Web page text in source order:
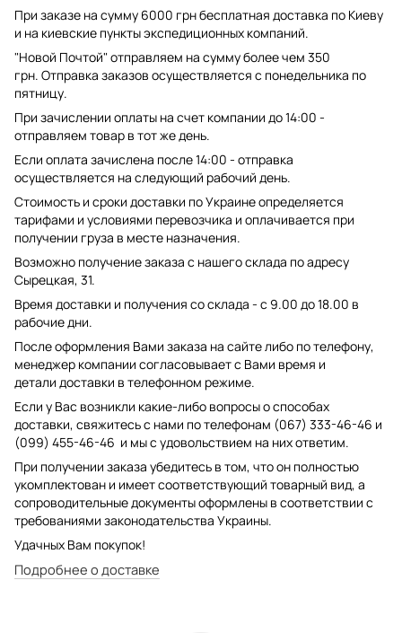
При заказе на сумму 6000 грн бесплатная доставка по Киеву
и на киевские пункты экспедиционных компаний.
"Новой Почтой" отправляем на сумму более чем 350
грн. Отправка заказов осуществляется с понедельника по
пятницу.
При зачислении оплаты на счет компании до 14:00 -
отправляем товар в тот же день.
Если оплата зачислена после 14:00 - отправка
осуществляется на следующий рабочий день.
Стоимость и сроки доставки по Украине определяется
тарифами и условиями перевозчика и оплачивается при
получении груза в месте назначения.
Возможно получение заказа с нашего склада по адресу
Сырецкая, 31.
Время доставки и получения со склада - с 9.00 до 18.00 в
рабочие дни.
После оформления Вами заказа на сайте либо по телефону,
менеджер компании согласовывает с Вами время и
детали доставки в телефонном режиме.
Если у Вас возникли какие-либо вопросы о способах
доставки, свяжитесь с нами по телефонам (067) 333-46-46 и
(099) 455-46-46 и мы с удовольствием на них ответим.
При получении заказа убедитесь в том, что он полностью
укомплектован и имеет соответствующий товарный вид, а
сопроводительные документы оформлены в соответствии с
требованиями законодательства Украины.
Удачных Вам покупок!
Подробнее о доставке